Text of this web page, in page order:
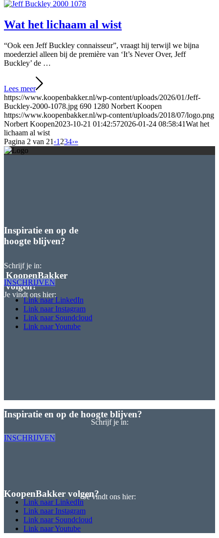
Wat het lichaam al wist
“Ook een Jeff Buckley connaisseur”, vraagt hij terwijl we bijna
moederziel alleen bij de première van ‘It’s Never Over, Jeff
Buckley’ de …
Lees meer
https://www.koopenbakker.nl/wp-content/uploads/2026/01/Jeff-
Buckley-2000-1078.jpg 690 1280 Norbert Koopen
https://www.koopenbakker.nl/wp-content/uploads/2018/07/logo.png
Norbert Koopen2023-10-21 01:42:572026-01-24 08:58:41Wat het
lichaam al wist
Pagina 2 van 21 ‹1 234›»
Inspiratie en op de
hoogte blijven?
KoopenBakker
volgen?
Schrijf je in:
INSCHRIJVEN
Je vindt ons hier:
Link naar LinkedIn
Link naar Instagram
Link naar Soundcloud
Link naar Youtube
Inspiratie en op de hoogte blijven?
Schrijf je in:
INSCHRIJVEN
KoopenBakker volgen?Je vindt ons hier:
Link naar LinkedIn
Link naar Instagram
Link naar Soundcloud
Link naar Youtube